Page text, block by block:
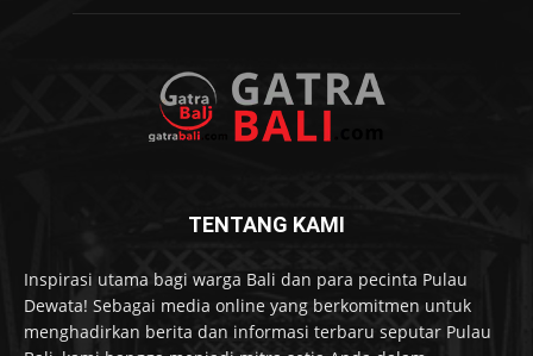
TENTANG KAMI
Inspirasi utama bagi warga Bali dan para pecinta Pulau
Dewata! Sebagai media online yang berkomitmen untuk
menghadirkan berita dan informasi terbaru seputar Pulau